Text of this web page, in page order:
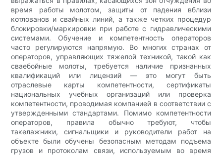
время работы молотом, защиты от падения вблизи
котлованов и свайных линий, а также четких процедур
блокировки/маркировки при работе с гидравлическими
системами. Обучение и компетентность операторов
часто регулируются напрямую. Во многих странах от
операторов, управляющих тяжелой техникой, такой как
сваебойные молоты, требуется наличие признанных
квалификаций или лицензий — это могут быть
отраслевые карты компетентности, сертификаты
национальных учебных организаций или проверка
компетентности, проводимая компанией в соответствии с
утвержденными стандартами. Помимо компетентности
операторов, правила обычно требуют, чтобы
такелажники, сигнальщики и руководители работ на
объекте были обучены безопасным методам подъема
грузов и протоколам связи, используемым во время